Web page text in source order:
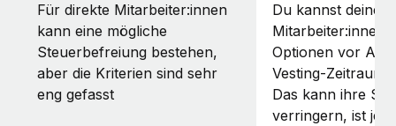
Für direkte Mitarbeiter:innen
kann eine mögliche
Steuerbefreiung bestehen,
aber die Kriterien sind sehr
eng gefasst
Du kannst deinen
Mitarbeiter:innen
Optionen vor
Vesting-
Das kann ihre
verringern, ist